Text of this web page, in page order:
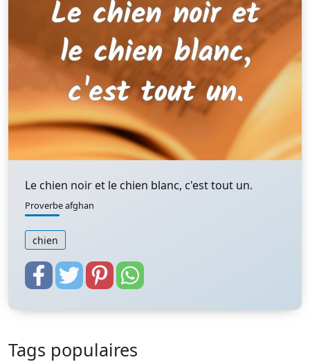
Le chien noir et le chien blanc, c'est tout un.
Proverbe afghan
chien
Tags populaires